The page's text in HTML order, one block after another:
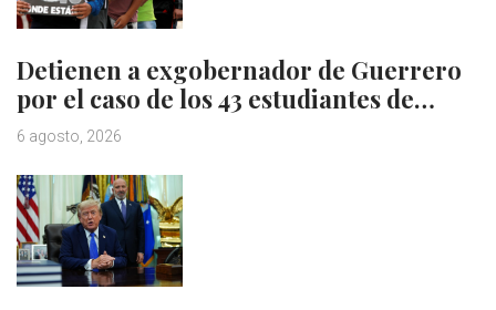
Detienen a exgobernador de Guerrero
por el caso de los 43 estudiantes de…
6 agosto, 2026